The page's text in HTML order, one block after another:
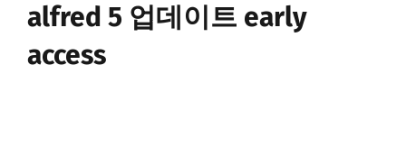
alfred 5 업데이트 early
access